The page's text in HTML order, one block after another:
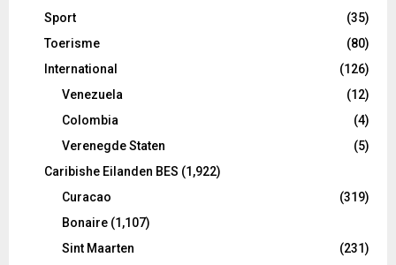
Sport
(35)
Toerisme
(80)
International
(126)
Venezuela
(12)
Colombia
(4)
Verenegde Staten
(5)
Caribishe Eilanden BES (1,922)
Curacao
(319)
Bonaire (1,107)
Sint Maarten
(231)